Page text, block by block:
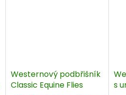
Westernový podbřišník
Classic Equine Flies
s